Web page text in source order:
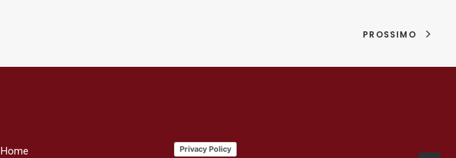
PROSSIMO
Home
Privacy Policy